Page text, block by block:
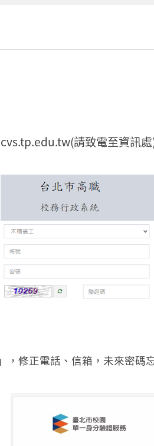
請致電至資訊
，修正電話、信箱，未來密碼